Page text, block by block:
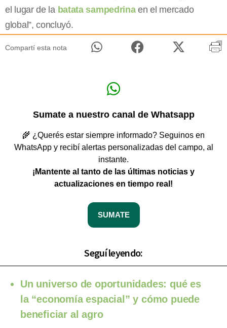
el lugar de la batata sampedrinaen el mercado
global”, concluyó.
Compartí esta nota
Sumate a nuestro canal de Whatsapp
🌾 ¿Querés estar siempre informado? Seguinos en
WhatsApp y recibí alertas personalizadas del campo, al
instante.
¡Mantente al tanto de las últimas noticias y
actualizaciones en tiempo real!
SUMATE
Seguí leyendo:
Un universo de oportunidades: qué es
la “economía espacial” y cómo puede
beneficiar al agro